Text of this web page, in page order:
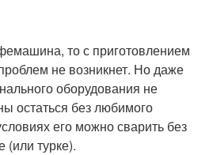
то с приготовлением
не возникнет. Но даже
оборудования не
остаться без любимого
его можно сварить без
турке).